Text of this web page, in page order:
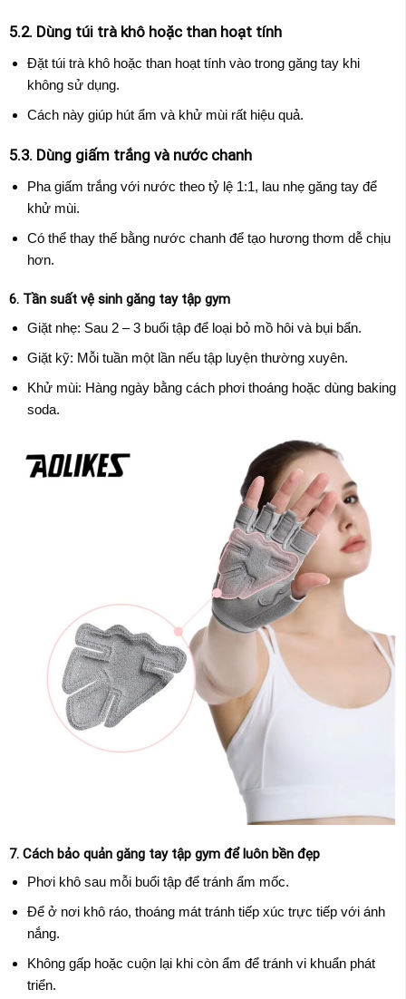
5.2. Dùng túi trà khô hoặc than hoạt tính
Đặt túi trà khô hoặc than hoạt tính vào trong găng tay khi
không sử dụng.
Cách này giúp hút ẩm và khử mùi rất hiệu quả.
5.3. Dùng giấm trắng và nước chanh
Pha giấm trắng với nước theo tỷ lệ 1:1, lau nhẹ găng tay để
khử mùi.
Có thể thay thế bằng nước chanh để tạo hương thơm dễ chịu
hơn.
6. Tần suất vệ sinh găng tay tập gym
Giặt nhẹ: Sau 2 – 3 buổi tập để loại bỏ mồ hôi và bụi bẩn.
Giặt kỹ: Mỗi tuần một lần nếu tập luyện thường xuyên.
Khử mùi: Hàng ngày bằng cách phơi thoáng hoặc dùng baking
soda.
7. Cách bảo quản găng tay tập gym để luôn bền đẹp
Phơi khô sau mỗi buổi tập để tránh ẩm mốc.
Để ở nơi khô ráo, thoáng mát tránh tiếp xúc trực tiếp với ánh
nắng.
Không gấp hoặc cuộn lại khi còn ẩm để tránh vi khuẩn phát
triển.